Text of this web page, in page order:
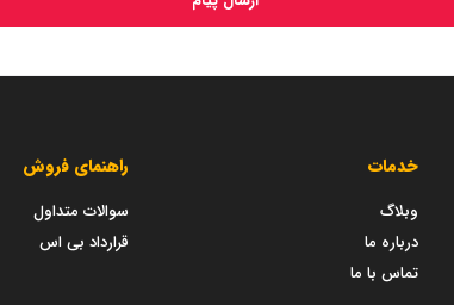
خدمات
وبلاگ
درباره ما
تماس با ما
راهنمای فروش
سوالات متداول
قرارداد بی اس